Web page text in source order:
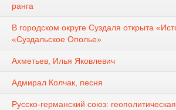
ранга
В городском округе Суздаля открыта
«Суздальское Ополье»
Ахметьев, Илья Яковлевич
Адмирал Колчак, песня
Русско-германский союз: геополитическая